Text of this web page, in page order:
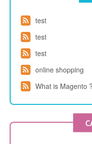
test
test
test
online shopping
What is Magento